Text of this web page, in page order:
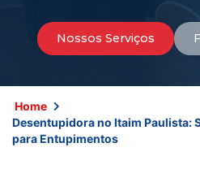
Nossos Serviços
Home
Desentupidora no Itaim Paulista:
para Entupimentos